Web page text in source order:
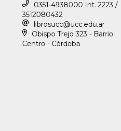
0351-4938000 Int. 2223 /
3512080432
librosucc@ucc.edu.ar
Obispo Trejo 323 - Barrio
Centro - Córdoba